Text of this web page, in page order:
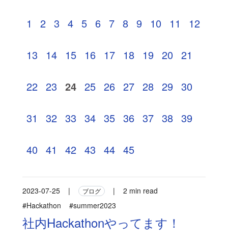
1 2 3 4 5 6 7 8 9 10 11 12
13 14 15 16 17 18 19 20 21
22 23 24 25 26 27 28 29 30
31 32 33 34 35 36 37 38 39
40 41 42 43 44 45
2023-07-25 | ブログ |
2 min read
#Hackathon
#summer2023
社内Hackathonやってます！